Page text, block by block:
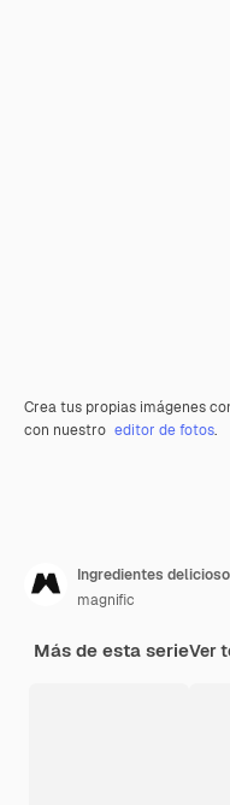
Crea tus propias imágenes
con nuestro editor de fotos.
Ingredientes
magnific
Más de esta serieVer